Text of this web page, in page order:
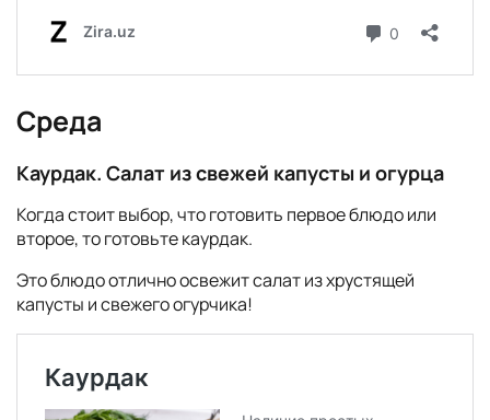
Среда
Каурдак. Салат из свежей капусты и огурца
Когда стоит выбор, что готовить первое блюдо или
второе, то готовьте каурдак.
Это блюдо отлично освежит салат из хрустящей
капусты и свежего огурчика!